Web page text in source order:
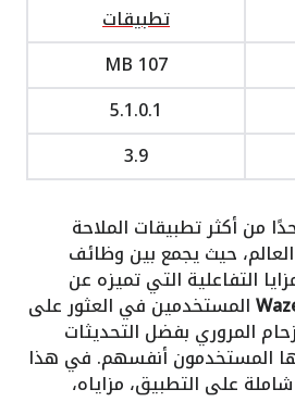
تطبيقات
107 MB
5.1.0.1
3.9
من أكثر تطبيقات الملاحة
حيث يجمع بين وظائف
التفاعلية التي تميزه عن
المستخدمين في العثور على
المروري بفضل التحديثات
المستخدمون أنفسهم. في هذا
على التطبيق، مزاياه،